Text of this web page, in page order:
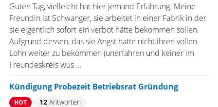
Guten Tag, vielleicht hat hier jemand Erfahrung. Meine
Freundin ist Schwanger, sie arbeitet in einer Fabrik in der
sie eigentlich sofort ein verbot hätte bekommen sollen.
Aufgrund dessen, das sie Angst hatte nicht ihren vollen
Lohn weiter zu bekommen (unerfahren und keiner im
Freundeskreis wus ...
Kündigung Probezeit Betriebsrat Gründung
HOT 12Antworten